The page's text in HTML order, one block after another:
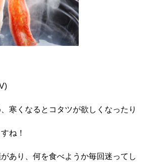
寒くなるとコタツが欲しくなったり
ね！
あり、何を食べようか毎回迷ってし